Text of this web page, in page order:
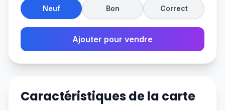
Neuf Bon Correct
Ajouter pour vendre
Caractéristiques de la carte